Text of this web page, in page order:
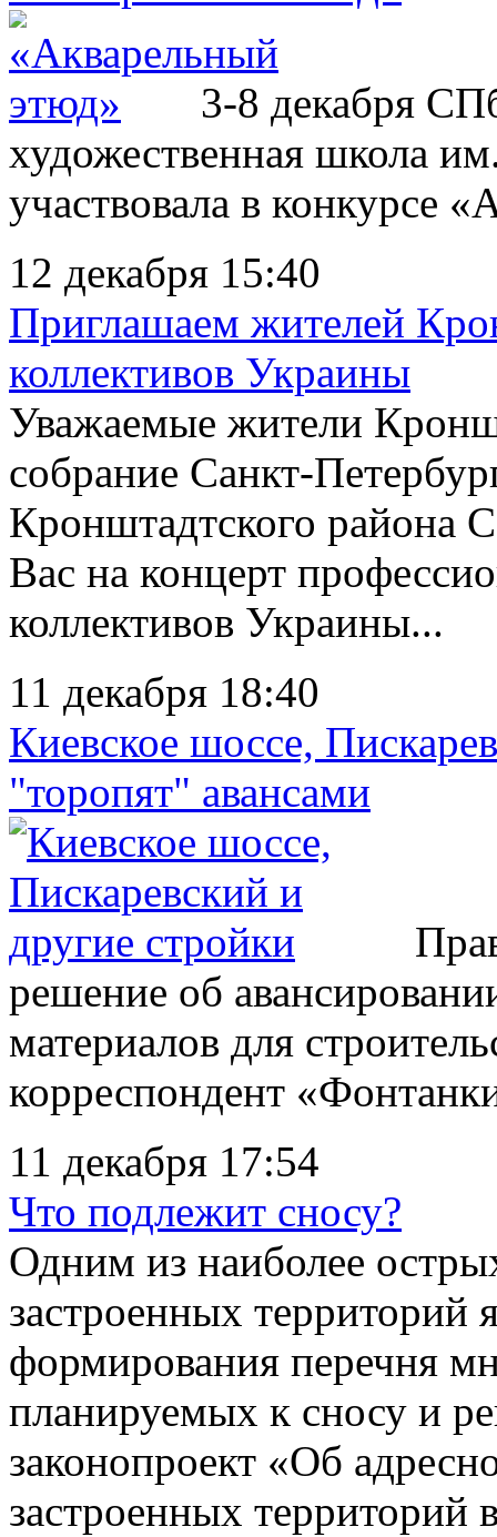
3-8 декабря
художественная школа
участвовала в конкурсе
12 декабря 15:40
Приглашаем жителей
коллективов Украины
Уважаемые жители
собрание Санкт-
Кронштадтского района
Вас на концерт
коллективов Украины...
11 декабря 18:40
Киевское шоссе,
"торопят" авансами
решение об
материалов для
корреспондент
11 декабря 17:54
Что подлежит сносу?
Одним из наиболее
застроенных территорий
формирования перечня
планируемых к сносу и
законопроект «Об
застроенных территорий